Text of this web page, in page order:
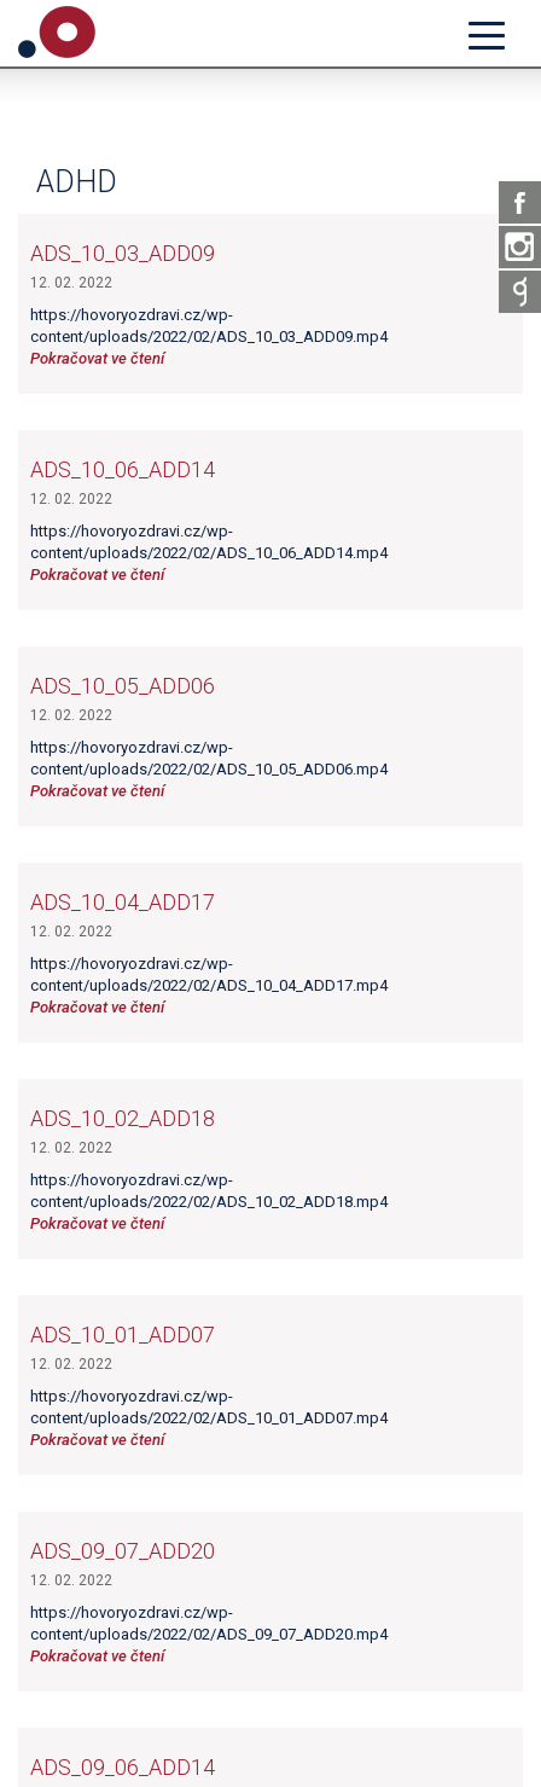
ADHD
ADS_10_03_ADD09
12. 02. 2022
https://hovoryozdravi.cz/wp-
content/uploads/2022/02/ADS_10_03_ADD09.mp4
Pokračovat ve čtení
ADS_10_06_ADD14
12. 02. 2022
https://hovoryozdravi.cz/wp-
content/uploads/2022/02/ADS_10_06_ADD14.mp4
Pokračovat ve čtení
ADS_10_05_ADD06
12. 02. 2022
https://hovoryozdravi.cz/wp-
content/uploads/2022/02/ADS_10_05_ADD06.mp4
Pokračovat ve čtení
ADS_10_04_ADD17
12. 02. 2022
https://hovoryozdravi.cz/wp-
content/uploads/2022/02/ADS_10_04_ADD17.mp4
Pokračovat ve čtení
ADS_10_02_ADD18
12. 02. 2022
https://hovoryozdravi.cz/wp-
content/uploads/2022/02/ADS_10_02_ADD18.mp4
Pokračovat ve čtení
ADS_10_01_ADD07
12. 02. 2022
https://hovoryozdravi.cz/wp-
content/uploads/2022/02/ADS_10_01_ADD07.mp4
Pokračovat ve čtení
ADS_09_07_ADD20
12. 02. 2022
https://hovoryozdravi.cz/wp-
content/uploads/2022/02/ADS_09_07_ADD20.mp4
Pokračovat ve čtení
ADS_09_06_ADD14